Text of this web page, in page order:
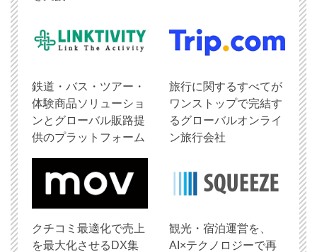
鉄道・バス・ツアー・
体験商品ソリューショ
ンとグローバル販路提
供のプラットフォーム
旅行に関するすべてが
ワンストップで完結す
るグローバルオンライ
ン旅行会社
クチコミ最適化で売上
を最大化させるDX集
観光・宿泊運営を、
AI×テクノロジーで再